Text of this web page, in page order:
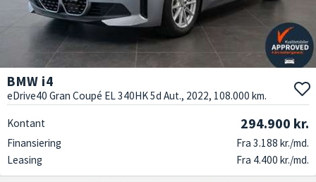
BMW i4
eDrive40 Gran Coupé EL 340HK 5d Aut., 2022, 108.000 km.
Kontant 294.900 kr.
Finansiering
Fra 3.188 kr./md.
Leasing
Fra 4.400 kr./md.